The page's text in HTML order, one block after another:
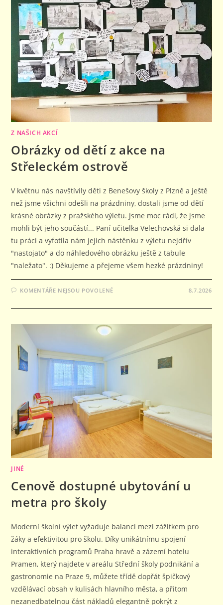
Z NAŠICH AKCÍ
Obrázky od dětí z akce na
Střeleckém ostrově
V květnu nás navštívily děti z Benešovy školy z Plzně a ještě
než jsme všichni odešli na prázdniny, dostali jsme od dětí
krásné obrázky z pražského výletu. Jsme moc rádi, že jsme
mohli být jeho součástí... Paní učitelka Velechovská si dala
tu práci a vyfotila nám jejich nástěnku z výletu nejdřív
"nastojato" a do náhledového obrázku ještě z tabule
"naležato". :) Děkujeme a přejeme všem hezké prázdniny!
KOMENTÁŘE NEJSOU POVOLENÉ
NÁZVEM
OD
STŘELECKÉM
8.7.2026
JINÉ
Cenově dostupné ubytování u
metra pro školy
Moderní školní výlet vyžaduje balanci mezi zážitkem pro
žáky a efektivitou pro školu. Díky unikátnímu spojení
interaktivních programů Praha hravě a zázemí hotelu
Pramen, který najdete v areálu Střední školy podnikání a
gastronomie na Praze 9, můžete třídě dopřát špičkový
vzdělávací obsah v kulisách hlavního města, a přitom
nezanedbatelnou část nákladů elegantně pokrýt z